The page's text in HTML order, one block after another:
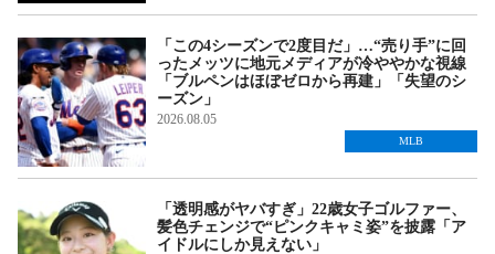
「この4シーズンで2度目だ」…“売り手”に回
ったメッツに地元メディアが冷ややかな視線
「ブルペンはほぼゼロから再建」「失望のシ
ーズン」
2026.08.05
MLB
「透明感がヤバすぎ」22歳女子ゴルファー、
髪色チェンジで“ピンクキャミ姿”を披露「ア
イドルにしか見えない」